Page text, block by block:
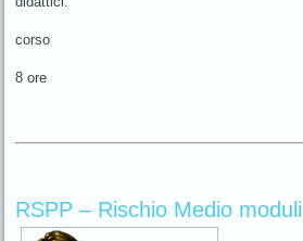
corso
8 ore
RSPP – Rischio Medio